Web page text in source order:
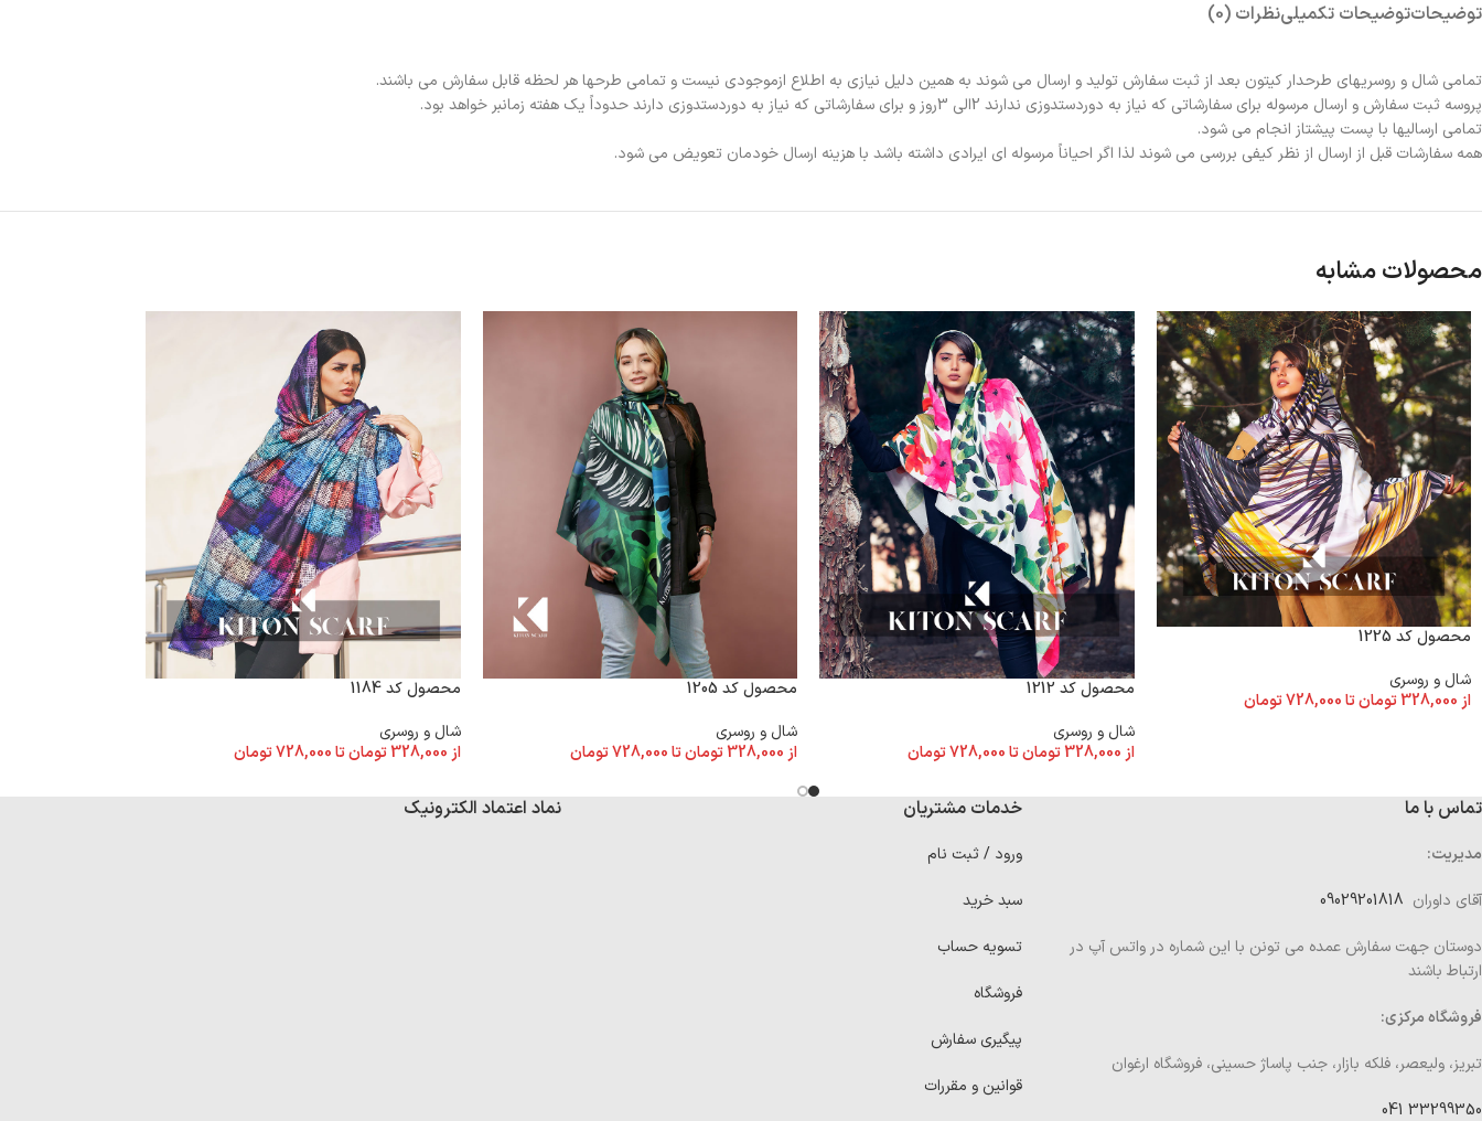
توضیحاتتوضیحات تکمیلینظرات (0)
تمامی شال و روسریهای طرحدار کیتون بعد از ثبت سفارش تولید و ارسال می شوند به همین دلیل نیازی به اطلاع ازموجودی نیست و تمامی طرحها هر لحظه قابل سفارش می باشند.
پروسه ثبت سفارش و ارسال مرسوله برای سفارشاتی که نیاز به دوردستدوزی ندارند 2الی 3روز و برای سفارشاتی که نیاز به دوردستدوزی دارند حدوداً یک هفته زمانبر خواهد بود.
تمامی ارسالیها با پست پیشتاز انجام می شود.
همه سفارشات قبل از ارسال از نظر کیفی بررسی می شوند لذا اگر احیاناً مرسوله ای ایرادی داشته باشد با هزینه ارسال خودمان تعویض می شود.
محصولات مشابه
محصول کد 1225
شال و روسری
از 328,000تومانتا728,000تومان
محصول کد 1212
شال و روسری
از 328,000 تومانتا728,000تومان
محصول کد 1205
شال و روسری
از328,000تومانتا728,000تومان
محصول کد 1184
شال و روسری
از 328,000 تومانتا728,000تومان
تماس با ما
مدیریت:
آقای داوران
دوستان جهت سفارش عمده می تونن با این شماره در واتس آپ در
ارتباط باشند
فروشگاه مرکزی:
تبریز، ولیعصر، فلکه بازار، جنب پاساژ حسینی، فروشگاه ارغوان
33299350 041
خدمات مشتریان
ورود / ثبت نام
سبد خرید
تسویه حساب
فروشگاه
پیگیری سفارش
قوانین و مقررات
نماد اعتماد الکترونیک